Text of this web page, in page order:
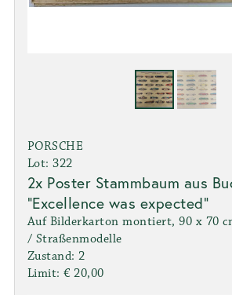
PORSCHE
Lot: 322
2x Poster Stammbaum aus
"Excellence was expected"
Auf Bilderkarton montiert, 90 x 70
/ Straßenmodelle
Zustand: 2
Limit: € 20,00